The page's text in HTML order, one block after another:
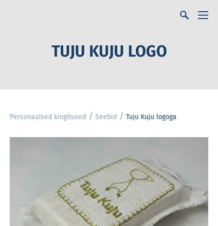
TUJU KUJU LOGO
Personaalsed kingitused / Seebid / Tuju Kuju logoga